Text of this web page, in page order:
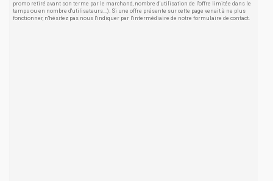
promo retiré avant son terme par le marchand, nombre d'utilisation de l'offre limitée dans le
temps ou en nombre d'utilisateurs...). Si une offre présente sur cette page venait à ne plus
fonctionner, n'hésitez pas nous l'indiquer par l'intermédiaire de notre formulaire de contact.